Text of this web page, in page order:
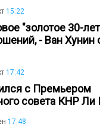
15:22
"золотое 30-
- Ван Хунин
17:42
с Премьером
совета КНР
17:48